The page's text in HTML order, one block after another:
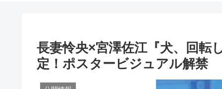
長妻怜央×宮澤佐江『犬、回転
定！ポスタービジュアル解禁